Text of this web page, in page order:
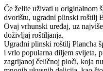
Če želite uživati u originalnom
dvorištu, ugradni plinski roštilj
Ovaj vrhunski uređaj, uz
doživljaj roštiljanja.
Ugradni plinski roštilj Plancha
i vrlo popularna diljem svijeta,
zagrijanoj čeličnoj ploči, koja